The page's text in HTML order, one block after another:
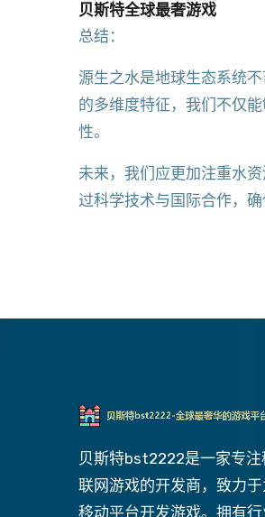
贝斯特全球最奢游戏
总结：
源生之水是地球生态系统
的多维度特征，我们不仅
性。
未来，我们应更加注重水
过科学技术与国际合作，
贝斯特bst2222是一家专注
联网游戏的开发商，致力
移动平台开发游戏。拥有